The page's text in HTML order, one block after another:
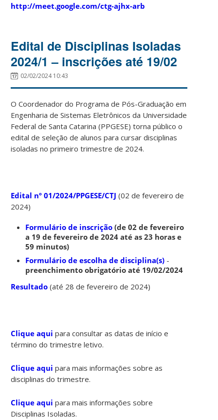
http://meet.google.com/ctg-ajhx-arb
Edital de Disciplinas Isoladas
2024/1 – inscrições até 19/02
02/02/2024 10:43
O Coordenador do Programa de Pós-Graduação em
Engenharia de Sistemas Eletrônicos da Universidade
Federal de Santa Catarina (PPGESE) torna público o
edital de seleção de alunos para cursar disciplinas
isoladas no primeiro trimestre de 2024.
Edital nº 01/2024/PPGESE/CTJ (02 de fevereiro de
2024)
Formulário de inscrição (de 02 de fevereiro
a 19 de fevereiro de 2024 até as 23 horas e
59 minutos)
Formulário de escolha de disciplina(s) -
preenchimento obrigatório até 19/02/2024
Resultado (até 28 de fevereiro de 2024)
Clique aqui para consultar as datas de início e
término do trimestre letivo.
Clique aqui para mais informações sobre as
disciplinas do trimestre.
Clique aqui para mais informações sobre
Disciplinas Isoladas.